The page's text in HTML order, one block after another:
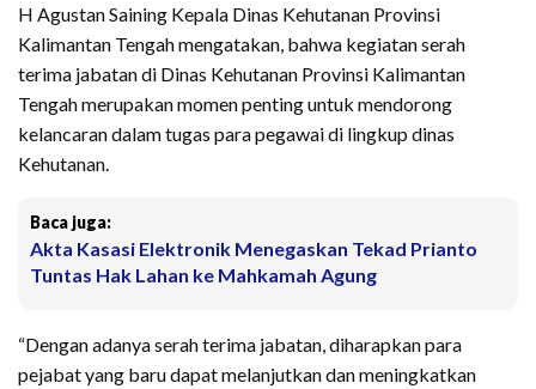
H Agustan Saining Kepala Dinas Kehutanan Provinsi
Kalimantan Tengah mengatakan, bahwa kegiatan serah
terima jabatan di Dinas Kehutanan Provinsi Kalimantan
Tengah merupakan momen penting untuk mendorong
kelancaran dalam tugas para pegawai di lingkup dinas
Kehutanan.
Baca juga:
Akta Kasasi Elektronik Menegaskan Tekad Prianto
Tuntas Hak Lahan ke Mahkamah Agung
“Dengan adanya serah terima jabatan, diharapkan para
pejabat yang baru dapat melanjutkan dan meningkatkan